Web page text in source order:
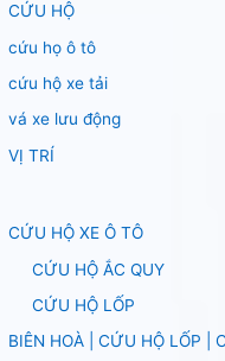
CỨU HỘ
cứu họ ô tô
cứu hộ xe tải
vá xe lưu động
VỊ TRÍ
CỨU HỘ XE Ô TÔ
CỨU HỘ ẮC QUY
CỨU HỘ LỐP
BIÊN HOÀ | CỨU HỘ LỐP |